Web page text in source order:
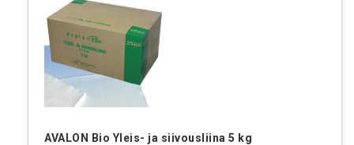
AVALON Bio Yleis- ja siivousliina 5 kg